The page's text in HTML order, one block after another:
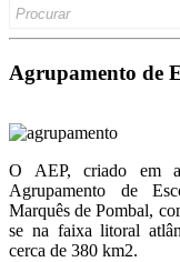
Link
Agrupamento de
O AEP, criado em
Agrupamento de
Marquês de Pombal,
se na faixa litoral
cerca de 380 km2.